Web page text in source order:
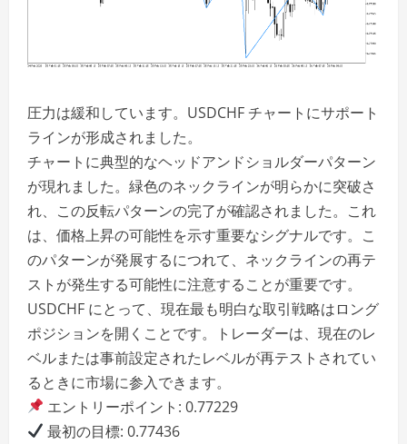
圧力は緩和しています。USDCHF チャートにサポート
ラインが形成されました。
チャートに典型的なヘッドアンドショルダーパターン
が現れました。緑色のネックラインが明らかに突破さ
れ、この反転パターンの完了が確認されました。これ
は、価格上昇の可能性を示す重要なシグナルです。こ
のパターンが発展するにつれて、ネックラインの再テ
ストが発生する可能性に注意することが重要です。
USDCHF にとって、現在最も明白な取引戦略はロング
ポジションを開くことです。トレーダーは、現在のレ
ベルまたは事前設定されたレベルが再テストされてい
るときに市場に参入できます。
エントリーポイント: 0.77229
最初の目標: 0.77436